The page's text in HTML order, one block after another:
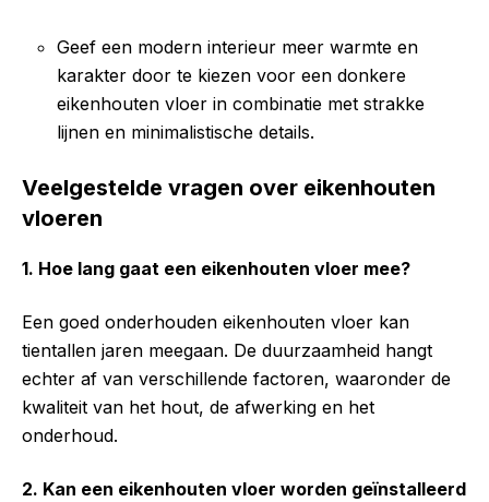
Geef een modern interieur meer warmte en
karakter door te kiezen voor een donkere
eikenhouten vloer in combinatie met strakke
lijnen en minimalistische details.
Veelgestelde vragen over eikenhouten
vloeren
1. Hoe lang gaat een eikenhouten vloer mee?
Een goed onderhouden eikenhouten vloer kan
tientallen jaren meegaan. De duurzaamheid hangt
echter af van verschillende factoren, waaronder de
kwaliteit van het hout, de afwerking en het
onderhoud.
2. Kan een eikenhouten vloer worden geïnstalleerd